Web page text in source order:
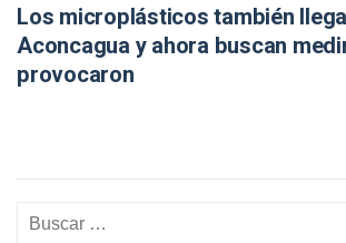
Los microplásticos también
Aconcagua y ahora buscan
provocaron